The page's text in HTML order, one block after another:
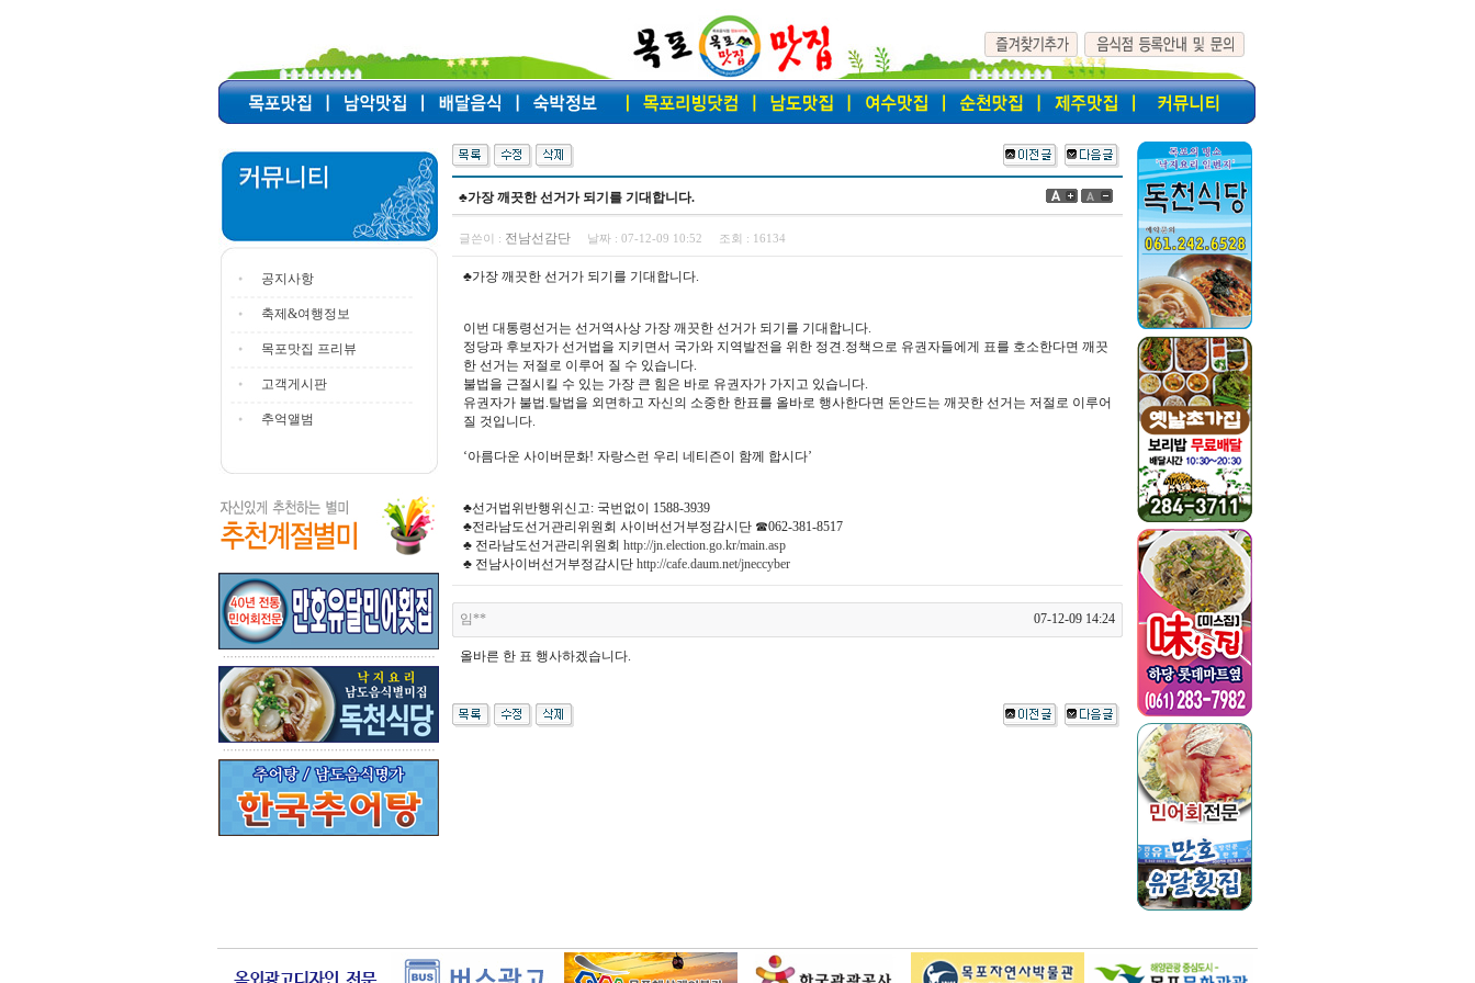
공지사항
축제&여행정보
목포맛집 프리뷰
고객게시판
추억앨범
♣가장 깨끗한 선거가 되기를 기대합니다.
글쓴이 : 전남선감단 날짜 : 07-12-09 10:52 조회 : 16134
♣가장 깨끗한 선거가 되기를 기대합니다.
이번 대통령선거는 선거역사상 가장 깨끗한 선거가 되기를 기대합니다.
정당과 후보자가 선거법을 지키면서 국가와 지역발전을 위한 정견.정책으로 유권자들에게 표를 호소한다면 깨끗
한 선거는 저절로 이루어 질 수 있습니다.
불법을 근절시킬 수 있는 가장 큰 힘은 바로 유권자가 가지고 있습니다.
유권자가 불법.탈법을 외면하고 자신의 소중한 한표를 올바로 행사한다면 돈안드는 깨끗한 선거는 저절로 이루어
질 것입니다.
‘아름다운 사이버문화! 자랑스런 우리 네티즌이 함께 합시다’
♣선거법위반행위신고: 국번없이 1588-3939
♣전라남도선거관리위원회 사이버선거부정감시단 ☎062-381-8517
♣ 전라남도선거관리위원회 http://jn.election.go.kr/main.asp
♣ 전남사이버선거부정감시단 http://cafe.daum.net/jneccyber
임** 07-12-09 14:24
올바른 한 표 행사하겠습니다.